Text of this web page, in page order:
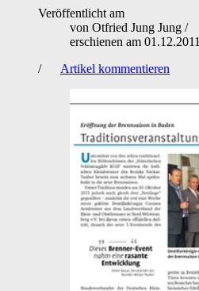
Veröffentlicht am
von Otfried Jung Jung /
erschienen am 01.12.2011
/
Artikel kommentieren